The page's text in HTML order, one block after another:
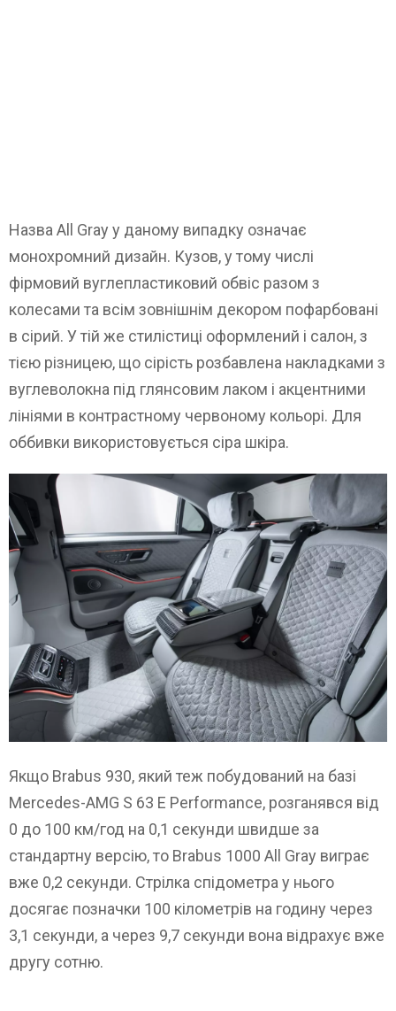
Назва All Gray у даному випадку означає
монохромний дизайн. Кузов, у тому числі
фірмовий вуглепластиковий обвіс разом з
колесами та всім зовнішнім декором пофарбовані
в сірий. У тій же стилістиці оформлений і салон, з
тією різницею, що сірість розбавлена ​​накладками з
вуглеволокна під глянсовим лаком і акцентними
лініями в контрастному червоному кольорі. Для
оббивки використовується сіра шкіра.
Якщо Brabus 930, який теж побудований на базі
Mercedes-AMG S 63 E Performance, розганявся від
0 до 100 км/год на 0,1 секунди швидше за
стандартну версію, то Brabus 1000 All Gray виграє
вже 0,2 секунди. Стрілка спідометра у нього
досягає позначки 100 кілометрів на годину через
3,1 секунди, а через 9,7 секунди вона відрахує вже
другу сотню.